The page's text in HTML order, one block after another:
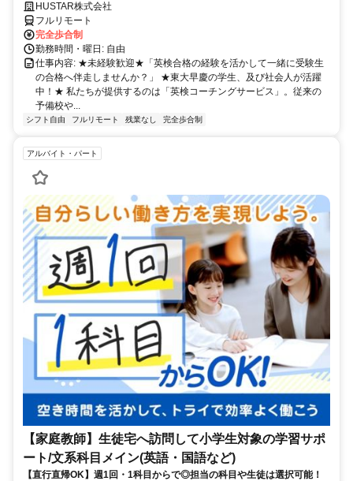
HUSTAR株式会社
フルリモート
完全歩合制
勤務時間・曜日: 自由
仕事内容: ★未経験歓迎★「英検合格の経験を活かして一緒に受験生
の合格へ伴走しませんか？」 ★東大早慶の学生、及び社会人が活躍
中！★ 私たちが提供するのは「英検コーチングサービス」。従来の
予備校や...
シフト自由 フルリモート 残業なし 完全歩合制
アルバイト・パート
【家庭教師】生徒宅へ訪問して小学生対象の学習サポ
ート/文系科目メイン(英語・国語など)
【直行直帰OK】週1回・1科目からで◎担当の科目や生徒は選択可能！